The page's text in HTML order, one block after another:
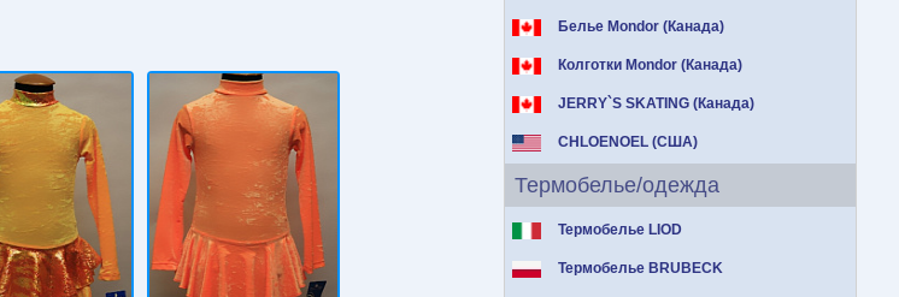
Белье Mondor (Канада)
Колготки Mondor (Канада)
JERRY`S SKATING (Канада)
CHLOENOEL (США)
Термобелье/одежда
Термобелье LIOD
Термобелье BRUBECK